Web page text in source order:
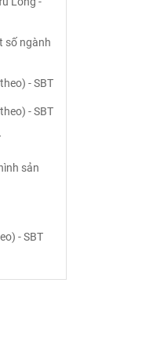
số ngành
- SBT
- SBT
sản
- SBT